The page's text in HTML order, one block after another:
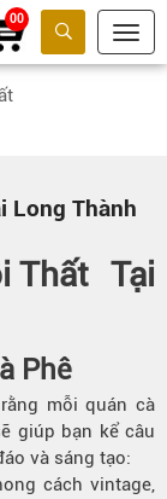
Tìm kiếm
00
Long Thành
ThấtTại
Phê
mỗi quán cà
giúp bạn kể câu
và sáng tạo:
cách vintage,